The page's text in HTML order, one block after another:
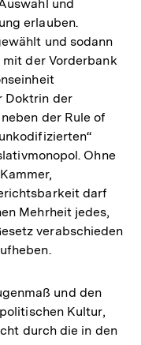
und
erlauben.
und sodann
der Vorderbank
Doktrin der
der Rule of
Ohne
darf
Mehrheit jedes,
verabschieden
und den
Kultur,
durch die in den